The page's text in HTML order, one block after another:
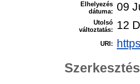
Elhelyezés
dátuma:
09
Utolsó
változtatás:
12
URI: